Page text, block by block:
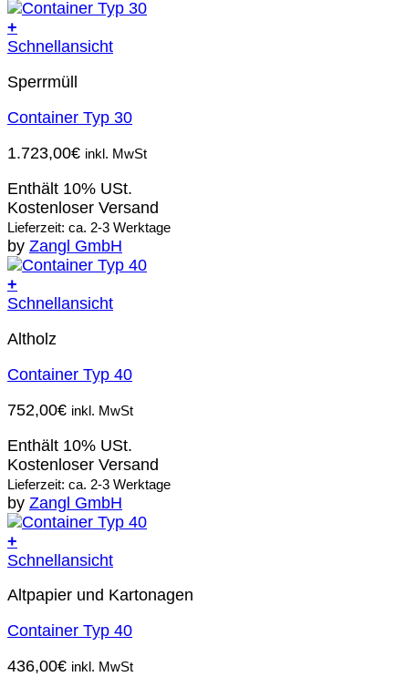
+
Schnellansicht
Sperrmüll
Container Typ 30
1.723,00€ inkl. MwSt
Enthält 10% USt.
Kostenloser Versand
Lieferzeit: ca. 2-3 Werktage
by Zangl GmbH
+
Schnellansicht
Altholz
Container Typ 40
752,00€ inkl. MwSt
Enthält 10% USt.
Kostenloser Versand
Lieferzeit: ca. 2-3 Werktage
by Zangl GmbH
+
Schnellansicht
Altpapier und Kartonagen
Container Typ 40
436,00€ inkl. MwSt